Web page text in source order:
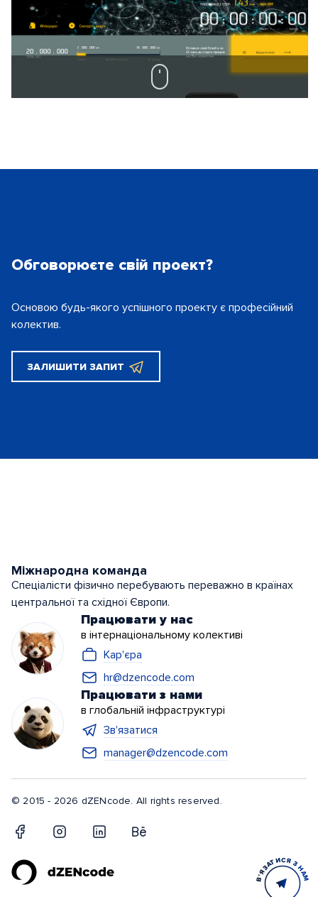
Обговорюєте свій проект?
Основою будь-якого успішного проекту є професійний
колектив.
ЗАЛИШИТИ ЗАПИТ
Міжнародна команда
Спеціалісти фізично перебувають переважно в країнах
центральної та східної Європи.
Працювати у нас
в інтернаціональному колективі
Кар'єра
hr@dzencode.com
Працювати з нами
в глобальній інфраструктурі
Зв'язатися
manager@dzencode.com
© 2015 - 2026 dZENcode. All rights reserved.
ЗВ'ЯЗАТИСЯ З НАМИ